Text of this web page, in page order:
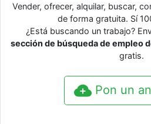
Vender, ofrecer, alquilar, buscar,
de forma gratuita. Sí
¿Está buscando un trabajo?
sección de búsqueda de empleo
gratis.
Pon un